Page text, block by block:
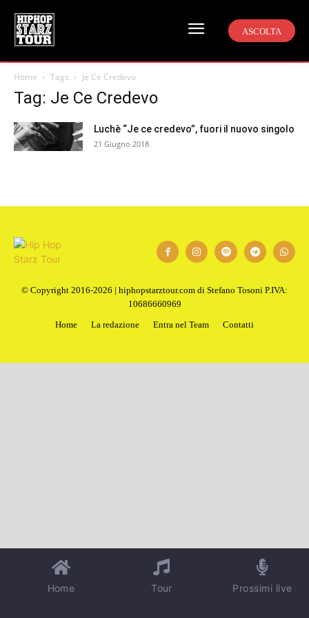
ASCOLTA
Home Tags Je Ce Credevo
Tag: Je Ce Credevo
Luchè “Je ce credevo”, fuori il nuovo singolo
21 Giugno 2018
© Copyright 2016-2026 | hiphopstarztour.com di Stefano Tosoni P.IVA:
10686660969
Home
La redazione Entra nel Team Contatti
Home Tour Prossimi live